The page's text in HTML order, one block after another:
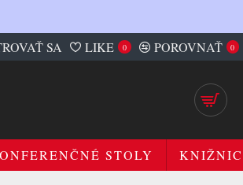
SA LIKE 0 POROVNAŤ 0
STOLY